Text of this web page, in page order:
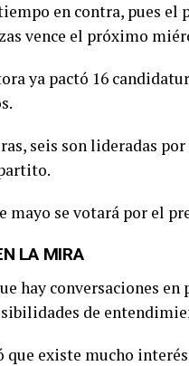
en contra, pues
vence el próximo
ya pactó 16
seis son lideradas
mayo se votará por el
LA MIRA
hay conversaciones
de
que existe mucho